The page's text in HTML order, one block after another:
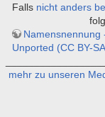
Falls nicht anders
Namensnennung
Unported (CC BY-
mehr zu unseren